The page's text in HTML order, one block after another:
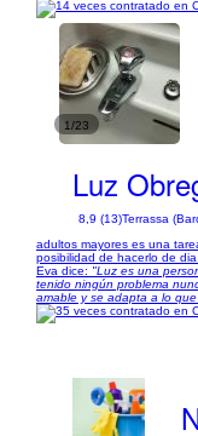
1/23
Luz
8,9 (13)Terrassa
adultos mayores es una
posibilidad de hacerlo de
Eva dice: "Luz es una
tenido ningún problema
amable y se adapta a lo